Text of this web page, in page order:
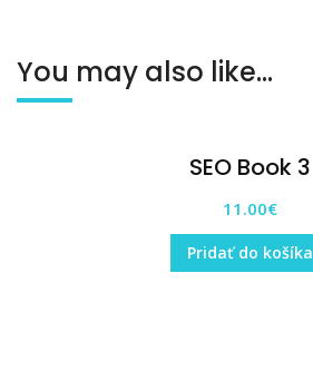
You may also like…
SEO Book 3
11.00€
Pridať do košíka